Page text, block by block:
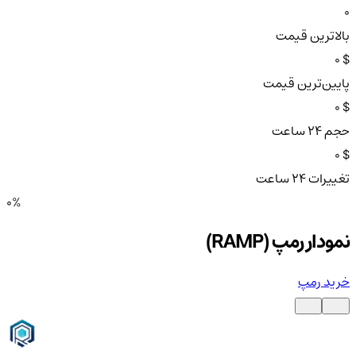
بالاترین قیمت
$ 0
پایین‌ترین قیمت
$ 0
حجم ۲۴ ساعت
$ 0
تغییرات ۲۴ ساعت
0%
نمودار رمپ (RAMP)
خرید رمپ